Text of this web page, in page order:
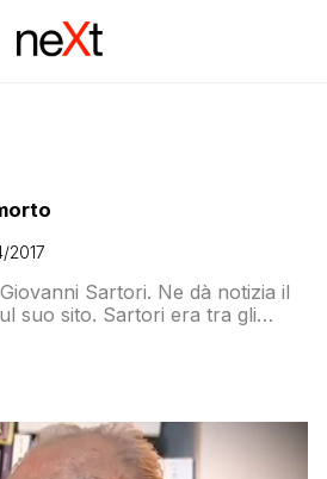
2017
Sartori. Ne dà notizia il
suo sito. Sartori era tra gli
insegnato nelle più
e i suoi libri erano